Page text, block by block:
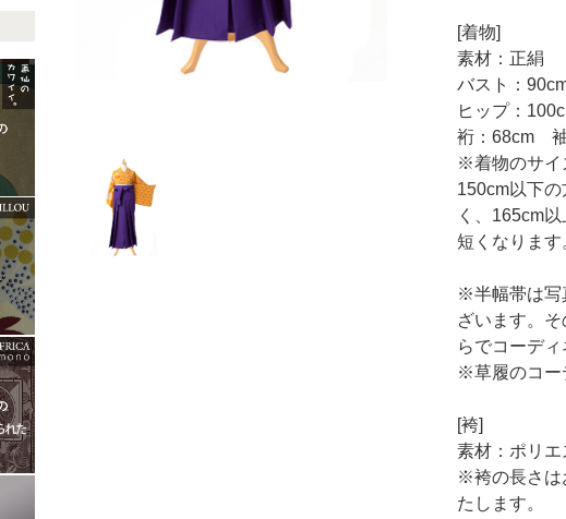
[着物]
素材：正絹
バスト：
ヒップ：
裄：68cm
※着物のサイ
150cm以下
く、165cm
短くなります
※半幅帯は写
ざいます。
らでコーディ
※草履のコー
[袴]
素材：ポリエ
※袴の長さは
たします。